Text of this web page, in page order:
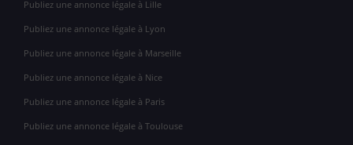
Publiez une annonce légale à Lille
Publiez une annonce légale à Lyon
Publiez une annonce légale à Marseille
Publiez une annonce légale à Nice
Publiez une annonce légale à Paris
Publiez une annonce légale à Toulouse